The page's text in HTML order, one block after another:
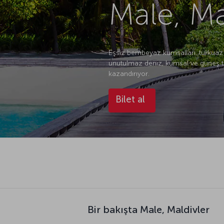
Male,
Eşsiz bembeyaz kumsalları,
unutulmaz deniz, kumsal ve güneş
kazandırıyor.
Bilet al
Bir bakışta Male, Maldivler